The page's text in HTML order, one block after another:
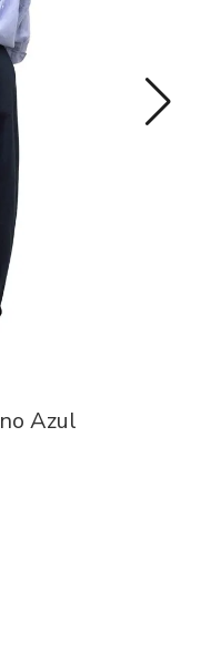
Azul